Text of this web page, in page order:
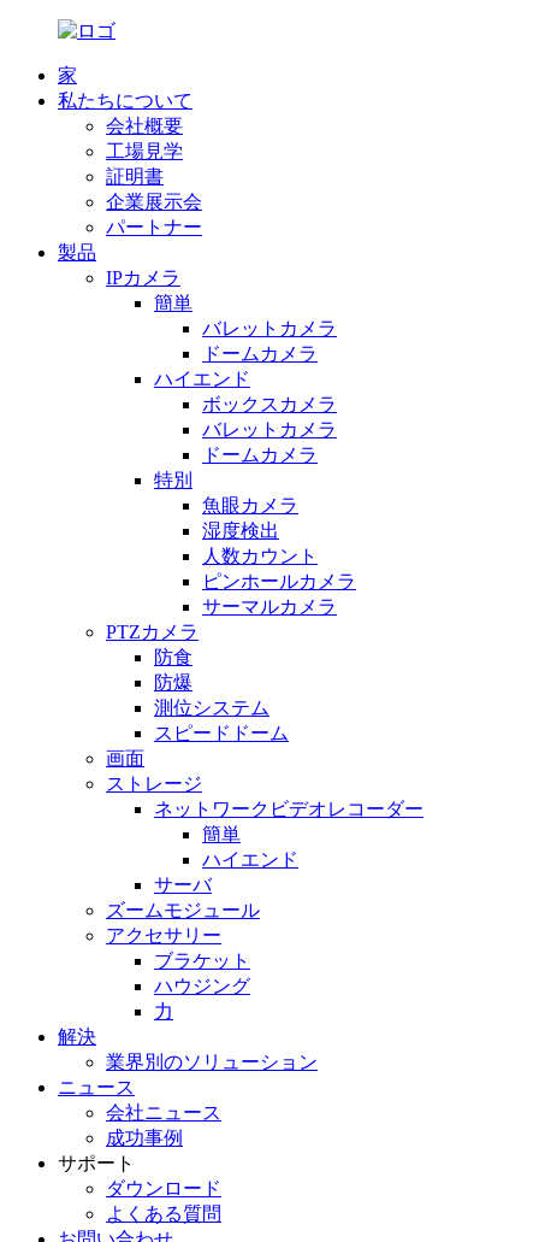
家
私たちについて
会社概要
工場見学
証明書
企業展示会
パートナー
製品
IPカメラ
簡単
バレットカメラ
ドームカメラ
ハイエンド
ボックスカメラ
バレットカメラ
ドームカメラ
特別
魚眼カメラ
湿度検出
人数カウント
ピンホールカメラ
サーマルカメラ
PTZカメラ
防食
防爆
測位システム
スピードドーム
画面
ストレージ
ネットワークビデオレコーダー
簡単
ハイエンド
サーバ
ズームモジュール
アクセサリー
ブラケット
ハウジング
力
解決
業界別のソリューション
ニュース
会社ニュース
成功事例
サポート
ダウンロード
よくある質問